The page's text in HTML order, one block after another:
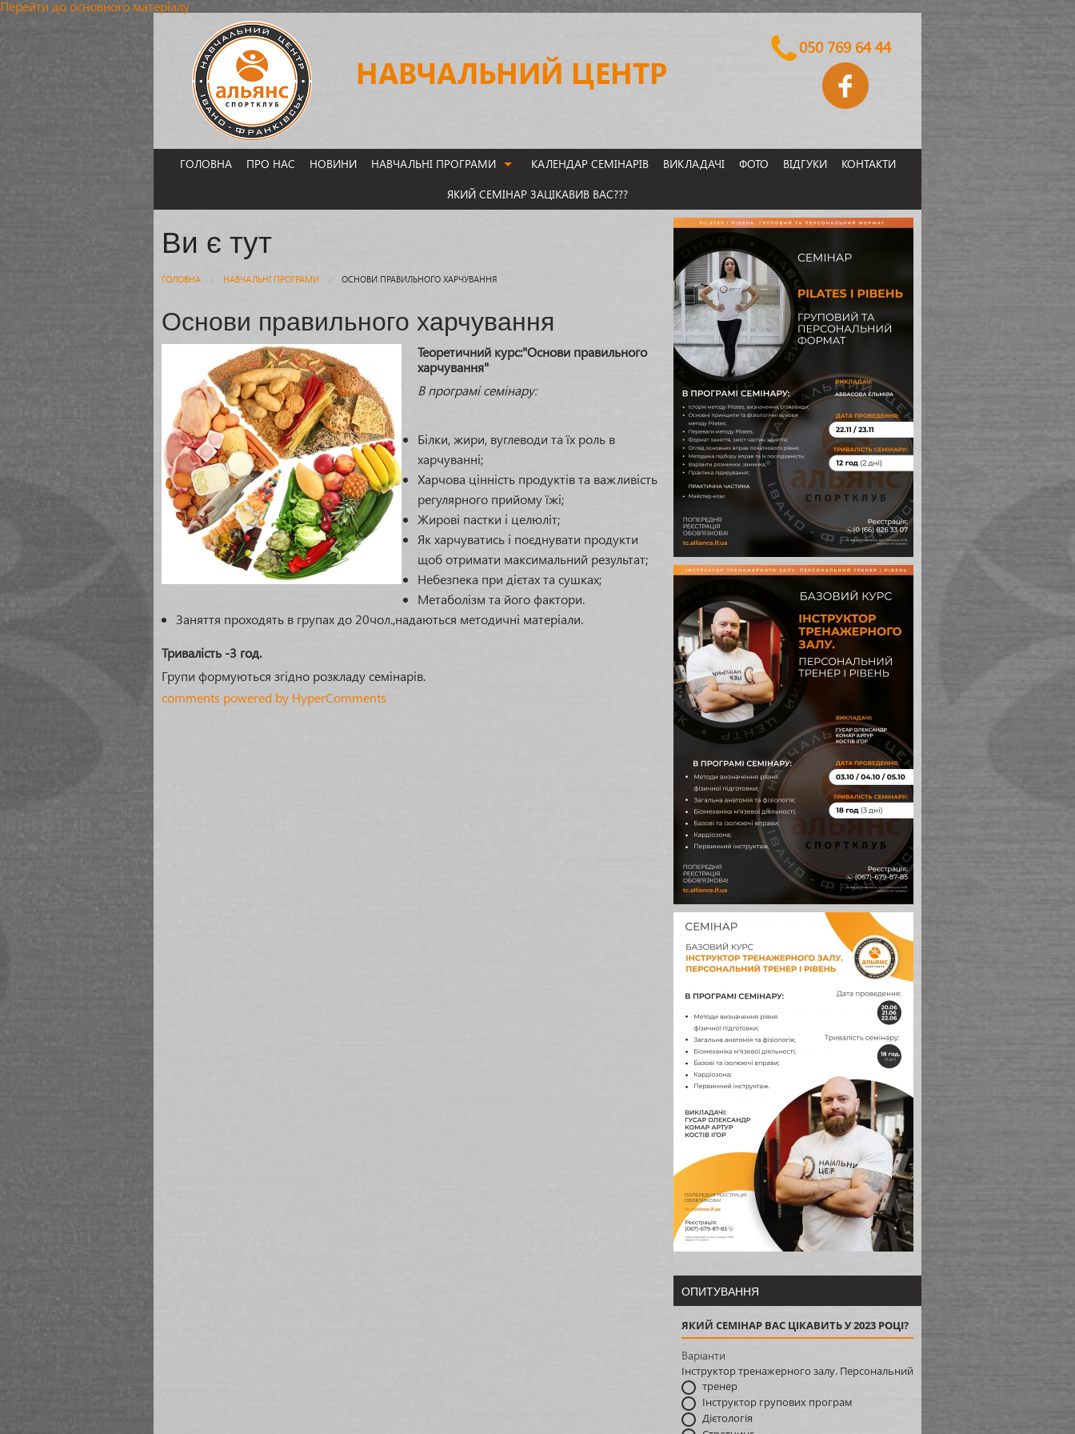
Перейти до основного матеріалу
НАВЧАЛЬНИЙ ЦЕНТР
050 769 64 44
ГОЛОВНА ПРО НАС НОВИНИ
НАВЧАЛЬНІ ПРОГРАМИ
ІНСТРУКТОР ПРОГРАМИ СТРЕТЧИНГ
СПОРТИВНЕ ХАРЧУВАННЯ
АНАТОМІЯ ТА ФІЗІОЛОГІЯ ЛЮДИНИ
ІНСТРУКТОР ТРЕНАЖЕРНОГО ЗАЛУ.ПЕРСОНАЛЬНИЙ ТРЕНЕР I,II РІВЕНЬ
СТЕП АЕРОБІКА I РІВЕНЬ
СИЛОВІ НАПРЯМКИ ГРУПОВИХ ПРОГРАМ
ІНСТРУКТОР ГРУПОВИХ ПРОГРАМ- КЛАСИЧНА АЕРОБІКА
КАЛЕНДАР СЕМІНАРІВ ВИКЛАДАЧІ ФОТО ВІДГУКИ
КОНТАКТИ
ЯКИЙ СЕМІНАР ЗАЦІКАВИВ ВАС???
Ви є тут
ГОЛОВНА НАВЧАЛЬНІ ПРОГРАМИ ОСНОВИ ПРАВИЛЬНОГО ХАРЧУВАННЯ
Основи правильного харчування
Теоретичний курс:"Основи правильного
харчування"
В програмі семінару:
Білки, жири, вуглеводи та їх роль в
харчуванні;
Харчова цінність продуктів та важливість
регулярного прийому їжі;
Жирові пастки і целюліт;
Як харчуватись і поєднувати продукти
щоб отримати максимальний результат;
Небезпека при дієтах та сушках;
Метаболізм та його фактори.
Заняття проходять в групах до 20чол.,надаються методичні матеріали.
Тривалість -3 год.
Групи формуються згідно розкладу семінарів.
comments powered by HyperComments
ОПИТУВАННЯ
ЯКИЙ СЕМІНАР ВАС ЦІКАВИТЬ У 2023 РОЦІ?
Варіанти
Інструктор тренажерного залу. Персональний
тренер
Інструктор групових програм
Дієтологія